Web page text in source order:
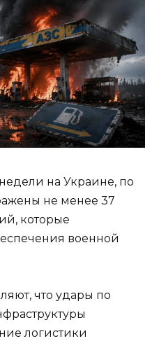
на Украине, по
не менее 37
которые
военной
что удары по
логистики